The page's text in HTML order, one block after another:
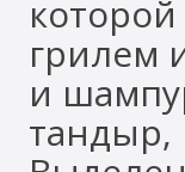
грилем
и
тандыр,